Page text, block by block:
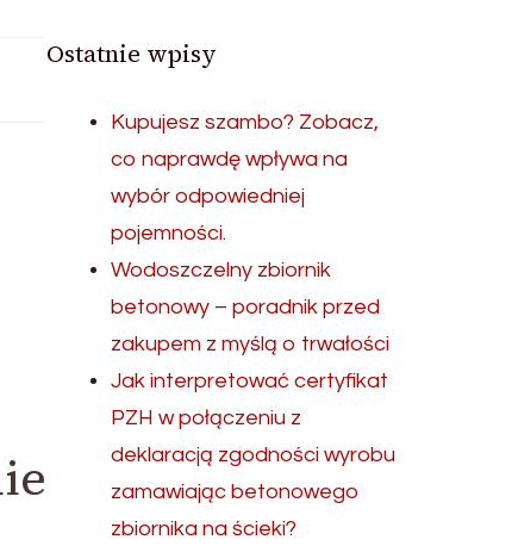
Ostatnie wpisy
Kupujesz szambo? Zobacz,
co naprawdę wpływa na
wybór odpowiedniej
pojemności.
Wodoszczelny zbiornik
betonowy – poradnik przed
zakupem z myślą o trwałości
Jak interpretować certyfikat
PZH w połączeniu z
deklaracją zgodności wyrobu
zamawiając betonowego
zbiornika na ścieki?